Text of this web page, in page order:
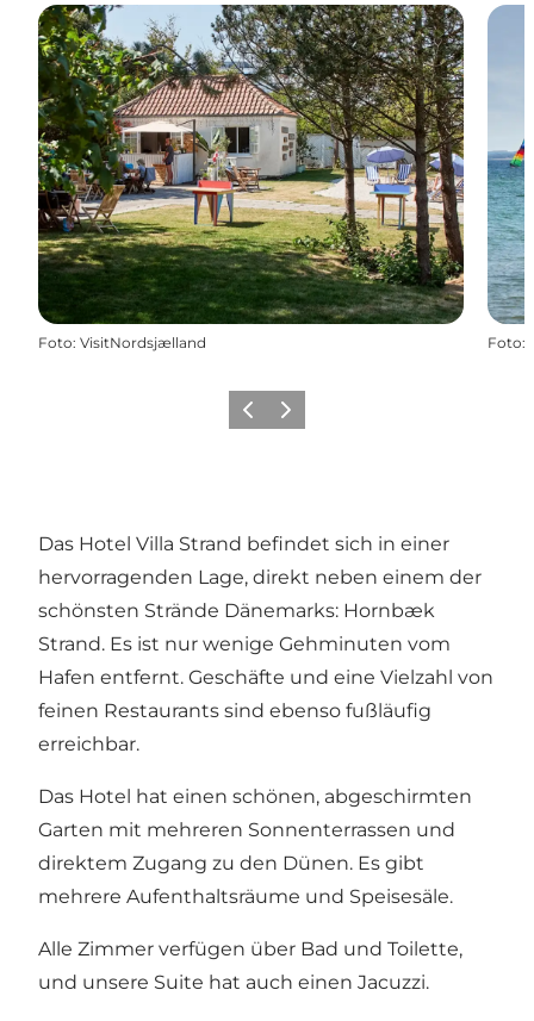
Foto: VisitNordsjælland Foto:
ZurückWeiter
Das Hotel Villa Strand befindet sich in einer
hervorragenden Lage, direkt neben einem der
schönsten Strände Dänemarks: Hornbæk
Strand. Es ist nur wenige Gehminuten vom
Hafen entfernt. Geschäfte und eine Vielzahl von
feinen Restaurants sind ebenso fußläufig
erreichbar.
Das Hotel hat einen schönen, abgeschirmten
Garten mit mehreren Sonnenterrassen und
direktem Zugang zu den Dünen. Es gibt
mehrere Aufenthaltsräume und Speisesäle.
Alle Zimmer verfügen über Bad und Toilette,
und unsere Suite hat auch einen Jacuzzi.